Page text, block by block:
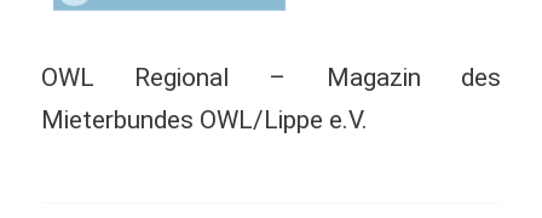
OWL Regional – Magazin des
Mieterbundes OWL/Lippe e.V.